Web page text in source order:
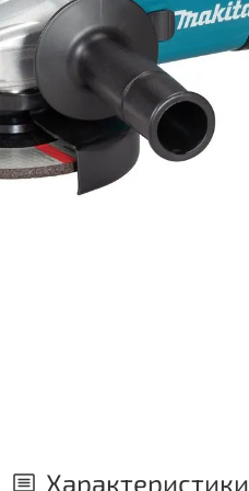
Характеристики